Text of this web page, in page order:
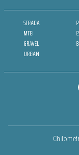
STRADA
MTB
GRAVEL
URBAN